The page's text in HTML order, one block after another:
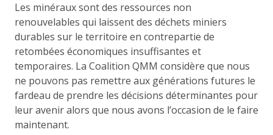
Les minéraux sont des ressources non
renouvelables qui laissent des déchets miniers
durables sur le territoire en contrepartie de
retombées économiques insuffisantes et
temporaires. La Coalition QMM considère que nous
ne pouvons pas remettre aux générations futures le
fardeau de prendre les décisions déterminantes pour
leur avenir alors que nous avons l’occasion de le faire
maintenant.